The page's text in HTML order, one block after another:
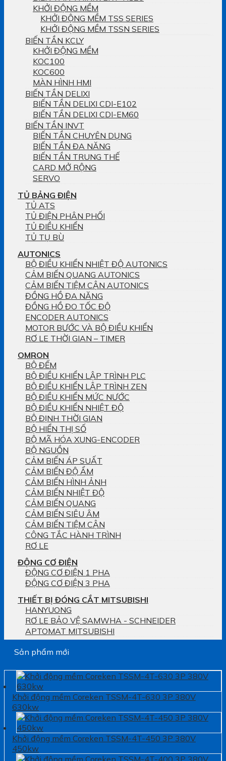
KHỞI ĐỘNG MỀM
KHỞI ĐỘNG MỀM TSS SERIES
KHỞI ĐỘNG MỀM TSSN SERIES
BIẾN TẦN KCLY
KHỞI ĐỘNG MỀM
KOC100
KOC600
MÀN HÌNH HMI
BIẾN TẦN DELIXI
BIẾN TẦN DELIXI CDI-E102
BIẾN TẦN DELIXI CDI-EM60
BIẾN TẦN INVT
BIẾN TẦN CHUYÊN DỤNG
BIẾN TẦN ĐA NĂNG
BIẾN TẦN TRUNG THẾ
CARD MỞ RỘNG
SERVO
TỦ BẢNG ĐIỆN
TỦ ATS
TỦ ĐIỆN PHÂN PHỐI
TỦ ĐIỀU KHIỂN
TỦ TỤ BÙ
AUTONICS
BỘ ĐIỀU KHIỂN NHIỆT ĐỘ AUTONICS
CẢM BIẾN QUANG AUTONICS
CẢM BIẾN TIỆM CẬN AUTONICS
ĐỒNG HỒ ĐA NĂNG
ĐỒNG HỒ ĐO TỐC ĐỘ
ENCODER AUTONICS
MOTOR BƯỚC VÀ BỘ ĐIỀU KHIỂN
RƠ LE THỜI GIAN – TIMER
OMRON
BỘ ĐẾM
BỘ ĐIỀU KHIỂN LẬP TRÌNH PLC
BỘ ĐIỀU KHIỂN LẬP TRÌNH ZEN
BỘ ĐIỀU KHIỂN MỨC NƯỚC
BỘ ĐIỀU KHIỂN NHIỆT ĐỘ
BỘ ĐỊNH THỜI GIAN
BỘ HIỂN THỊ SỐ
BỘ MÃ HÓA XUNG-ENCODER
BỘ NGUỒN
CẢM BIẾN ÁP SUẤT
CẢM BIẾN ĐỘ ẨM
CẢM BIẾN HÌNH ẢNH
CẢM BIẾN NHIỆT ĐỘ
CẢM BIẾN QUANG
CẢM BIẾN SIÊU ÂM
CẢM BIẾN TIỆM CẬN
CÔNG TẮC HÀNH TRÌNH
RƠ LE
ĐỘNG CƠ ĐIỆN
ĐỘNG CƠ ĐIỆN 1 PHA
ĐỘNG CƠ ĐIỆN 3 PHA
THIẾT BỊ ĐÓNG CẮT MITSUBISHI
HANYUONG
RƠ LE BẢO VỆ SAMWHA - SCHNEIDER
APTOMAT MITSUBISHI
Sản phẩm mới
Khởi động mềm Coreken TSSM-4T-630 3P 380V
630kw
Khởi động mềm Coreken TSSM-4T-450 3P 380V
450kw